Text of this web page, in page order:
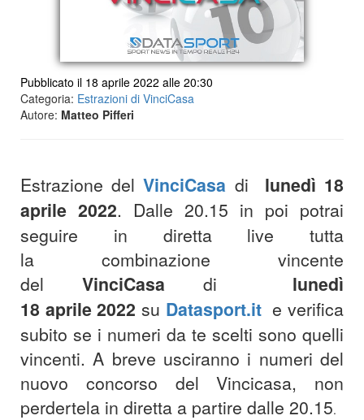
Pubblicato il 18 aprile 2022 alle 20:30
Categoria: Estrazioni di VinciCasa
Autore: Matteo Pifferi
Estrazione delVinciCasa di
lunedì 18
aprile 2022. Dalle 20.15 in poi potrai
seguire in diretta live tutta
la combinazione vincente
del VinciCasa di
lunedì
18 aprile 2022 su Datasport.it e verifica
subito se i numeri da te scelti sono quelli
vincenti. A breve usciranno i numeri del
nuovo concorso del Vincicasa, non
perdertela in diretta a partire dalle 20.15.